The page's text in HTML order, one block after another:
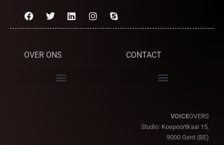
OVER ONS CONTACT
VOICEOVERS
Studio: Koepoortkaai 15,
9000 Gent (BE)